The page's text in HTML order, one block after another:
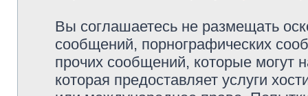
Вы соглашаетесь не размещать
сообщений, порнографических
прочих сообщений, которые могут
которая предоставляет услуги